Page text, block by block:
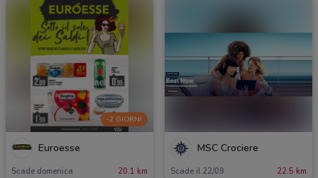
-2 GIORNI
Euroesse
Scade domenica 20.1 km
MSC Crociere
Scade il 22/09 22.5 km